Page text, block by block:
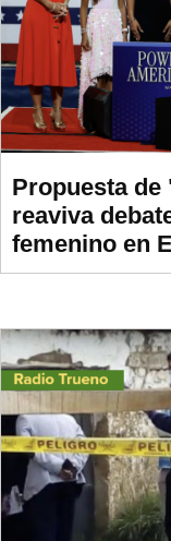
Propuesta
reaviva
femenino en